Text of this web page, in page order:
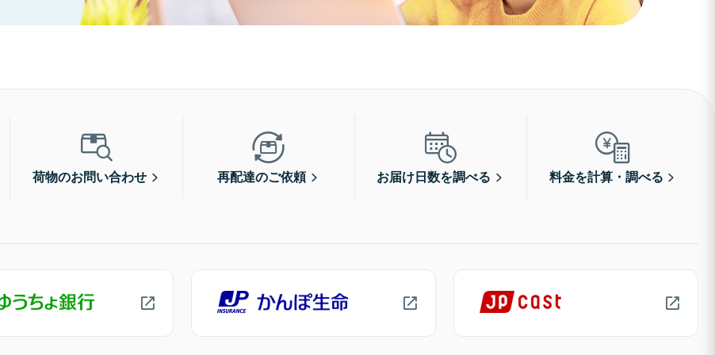
荷物のお問い合わせ 再配達のご依頼 お届け日数を調べる 料金を計算・調べる